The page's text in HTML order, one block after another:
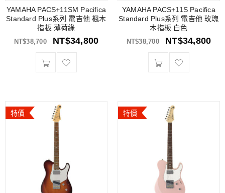
YAMAHA PACS+11SM Pacifica
Standard Plus系列 電吉他 楓木
指板 薄荷綠
NT$38,700 NT$34,800
YAMAHA PACS+11S Pacifica
Standard Plus系列 電吉他 玫瑰
木指板 白色
NT$38,700 NT$34,800
特價 特價